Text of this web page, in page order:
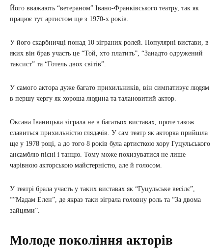
Його вважають “ветераном” Івано-Франківського театру, так як
працює тут артистом ще з 1970-х років.
У його скарбничці понад 10 зіграних ролей. Популярні вистави, в
яких він брав участь це “Той, хто платить”, “Занадто одружений
таксист” та “Готель двох світів”.
У самого актора дуже багато прихильників, він симпатизує людям
в першу чергу як хороша людина та талановитий актор.
Оксана Іваницька зіграла не в багатьох виставах, проте також
славиться прихильністю глядачів. У сам театр як акторка прийшла
ще у 1978 році, а до того 8 років була артисткою хору Гуцульського
ансамблю пісні і танцю. Тому може похизуватися не лише
чарівною акторською майстерністю, але й голосом.
У театрі брала участь у таких виставах як “Гуцульське весілє”,
“”Мадам Елен”, де якраз таки зіграла головну роль та “За двома
зайцями”.
Молоде покоління акторів